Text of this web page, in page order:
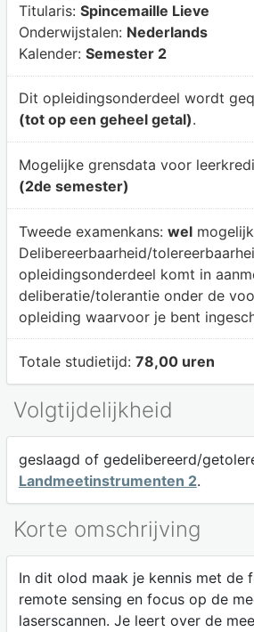
Titularis: Spincemaille Lieve
Onderwijstalen: Nederlands
Kalender: Semester 2
Dit opleidingsonderdeel wordt
(tot op een geheel getal).
Mogelijke grensdata voor
(2de semester)
Tweede examenkans: wel
Delibereerbaarheid/
opleidingsonderdeel komt in
deliberatie/tolerantie onder de
opleiding waarvoor je bent
Totale studietijd: 78,00 uren
Volgtijdelijkheid
geslaagd of gedelibereerd/
Landmeetinstrumenten 2.
Korte omschrijving
In dit olod maak je kennis met de
remote sensing en focus op de
laserscannen. Je leert over de